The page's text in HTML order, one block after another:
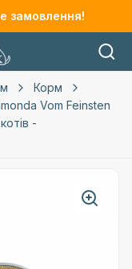
замовлення!
Корм
Vom Feinsten
-